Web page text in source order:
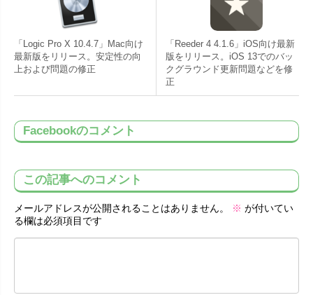
「Logic Pro X 10.4.7」Mac向け
最新版をリリース。安定性の向
上および問題の修正
「Reeder 4 4.1.6」iOS向け最新
版をリリース。iOS 13でのバッ
クグラウンド更新問題などを修
正
Facebookのコメント
この記事へのコメント
メールアドレスが公開されることはありません。 ※ が付いてい
る欄は必須項目です